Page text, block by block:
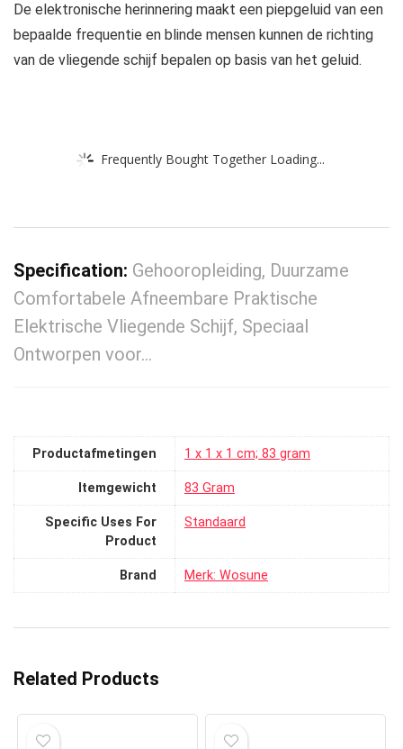
De elektronische herinnering maakt een piepgeluid van een
bepaalde frequentie en blinde mensen kunnen de richting
van de vliegende schijf bepalen op basis van het geluid.
Frequently Bought Together Loading...
Specification: Gehooropleiding, Duurzame
Comfortabele Afneembare Praktische
Elektrische Vliegende Schijf, Speciaal
Ontworpen voor…
Productafmetingen ‎1 x 1 x 1 cm; 83 gram
Itemgewicht ‎83 Gram
Specific Uses For
Product
‎Standaard
Brand Merk: Wosune
Related Products